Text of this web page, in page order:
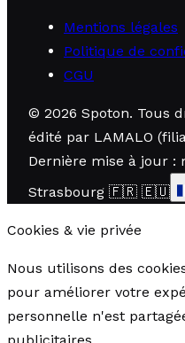
Mentions légales
Politique de
CGU
© 2026 Spoton. Tous
édité par LAMALO
Dernière mise à jour :
Strasbourg 🇫🇷 🇪🇺
Cookies & vie privée
Nous utilisons des
pour améliorer votre
personnelle n'est